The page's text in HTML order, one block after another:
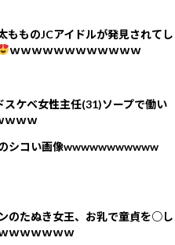
もものJCアイドルが発見されてし
ｗｗｗｗｗｗｗｗｗｗｗｗ
ケベ女性主任(31)ソープで働い
ｗｗｗ
のシコい画像wwwwwwwwwww
のたぬき女王、お乳で童貞を○し
ｗｗｗｗｗｗ